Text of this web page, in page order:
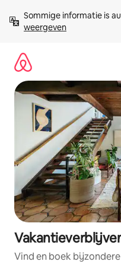
direct
naar
Sommige informatie is
weergeven
Vind en boek